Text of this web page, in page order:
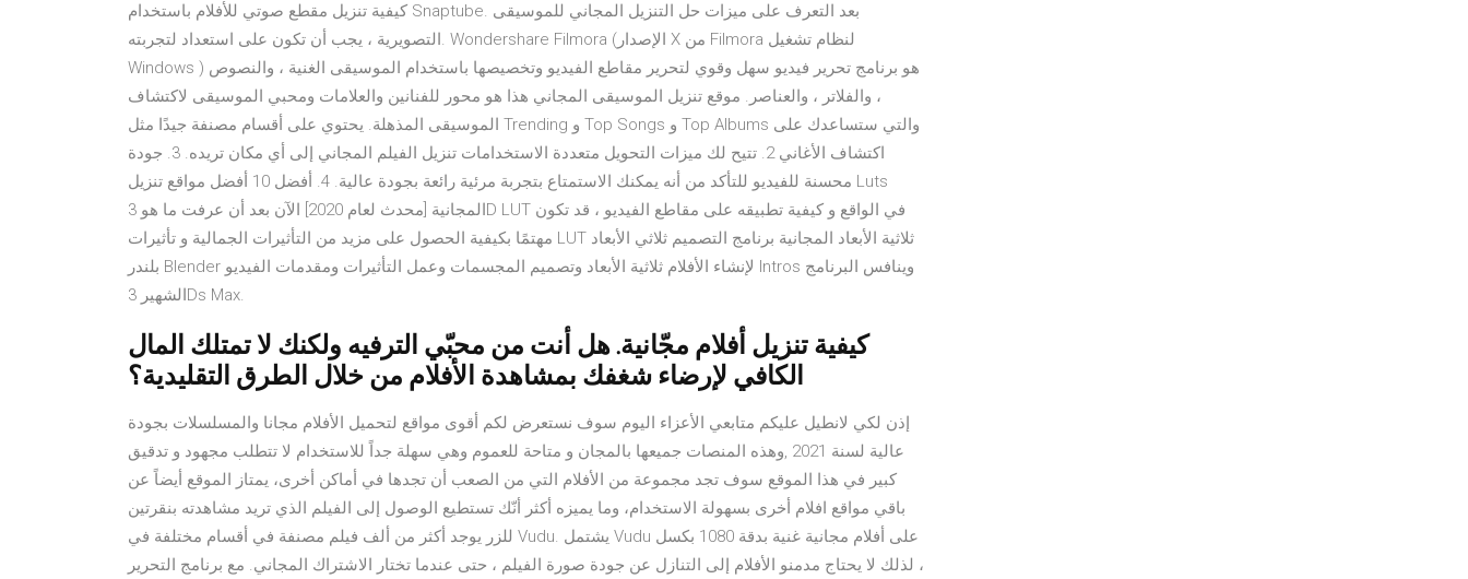
كيفية تنزيل مقطع صوتي للأفلام باستخدام Snaptube. بعد التعرف على ميزات حل التنزيل المجاني للموسيقى
التصويرية ، يجب أن تكون على استعداد لتجربته. Wondershare Filmora (الإصدار X من Filmora لنظام تشغيل
Windows ) هو برنامج تحرير فيديو سهل وقوي لتحرير مقاطع الفيديو وتخصيصها باستخدام الموسيقى الغنية ، والنصوص
، والفلاتر ، والعناصر. موقع تنزيل الموسيقى المجاني هذا هو محور للفنانين والعلامات ومحبي الموسيقى لاكتشاف
الموسيقى المذهلة. يحتوي على أقسام مصنفة جيدًا مثل Trending و Top Songs و Top Albums والتي ستساعدك على
اكتشاف الأغاني 2. تتيح لك ميزات التحويل متعددة الاستخدامات تنزيل الفيلم المجاني إلى أي مكان تريده. 3. جودة
محسنة للفيديو للتأكد من أنه يمكنك الاستمتاع بتجربة مرئية رائعة بجودة عالية. 4. أفضل 10 أفضل مواقع تنزيل Luts
المجانية [محدث لعام 2020] الآن بعد أن عرفت ما هو 3D LUT في الواقع و كيفية تطبيقه على مقاطع الفيديو ، قد تكون
مهتمًا بكيفية الحصول على مزيد من التأثيرات الجمالية و تأثيرات LUT ثلاثية الأبعاد المجانية برنامج التصميم ثلاثي الأبعاد
بلندر Blender لإنشاء الأفلام ثلاثية الأبعاد وتصميم المجسمات وعمل التأثيرات ومقدمات الفيديو Intros وينافس البرنامج
الشهير 3Ds Max.
كيفية تنزيل أفلام مجّانية. هل أنت من محبّي الترفيه ولكنك لا تمتلك المال
الكافي لإرضاء شغفك بمشاهدة الأفلام من خلال الطرق التقليدية؟
إذن لكي لانطيل عليكم متابعي الأعزاء اليوم سوف نستعرض لكم أقوى مواقع لتحميل الأفلام مجانا والمسلسلات بجودة
عالية لسنة 2021 ,وهذه المنصات جميعها بالمجان و متاحة للعموم وهي سهلة جداً للاستخدام لا تتطلب مجهود و تدقيق
كبير في هذا الموقع سوف تجد مجموعة من الأفلام التي من الصعب أن تجدها في أماكن أخرى، يمتاز الموقع أيضاً عن
باقي مواقع افلام أخرى بسهولة الاستخدام، وما يميزه أكثر أنّك تستطيع الوصول إلى الفيلم الذي تريد مشاهدته بنقرتين
للزر يوجد أكثر من ألف فيلم مصنفة في أقسام مختلفة في Vudu. يشتمل Vudu على أفلام مجانية غنية بدقة 1080 بكسل
، لذلك لا يحتاج مدمنو الأفلام إلى التنازل عن جودة صورة الفيلم ، حتى عندما تختار الاشتراك المجاني. مع برنامج التحرير